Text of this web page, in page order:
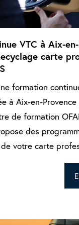
VTC à Aix-
carte
formation
à Aix-en-
de formation
des
votre carte